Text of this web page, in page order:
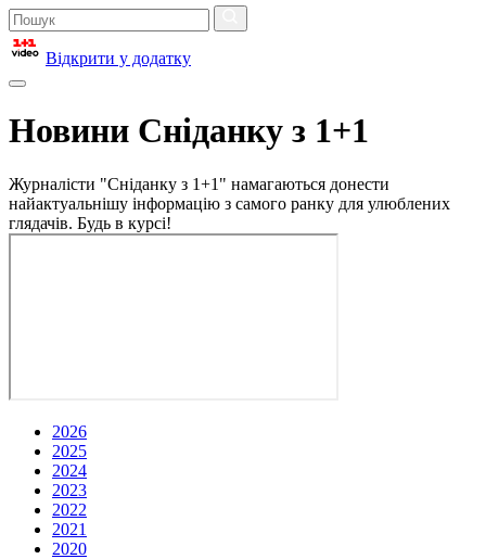
Відкрити у додатку
Новини Сніданку з 1+1
Журналісти "Сніданку з 1+1" намагаються донести
найактуальнішу інформацію з самого ранку для улюблених
глядачів. Будь в курсі!
2026
2025
2024
2023
2022
2021
2020